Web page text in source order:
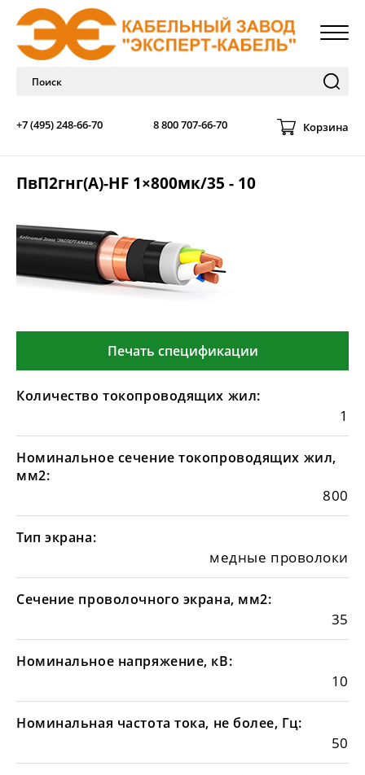
+7 (495) 248-66-70 8 800 707-66-70 Корзина
ПвП2гнг(А)-HF 1×800мк/35 - 10
Печать спецификации
Количество токопроводящих жил:
1
Номинальное сечение токопроводящих жил,
мм2:
800
Тип экрана:
медные проволоки
Сечение проволочного экрана, мм2:
35
Номинальное напряжение, кВ:
10
Номинальная частота тока, не более, Гц:
50